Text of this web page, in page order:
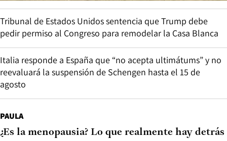
Tribunal de Estados Unidos sentencia que Trump debe
pedir permiso al Congreso para remodelar la Casa Blanca
Italia responde a España que “no acepta ultimátums” y no
reevaluará la suspensión de Schengen hasta el 15 de
agosto
PAULA
¿Es la menopausia? Lo que realmente hay detrás